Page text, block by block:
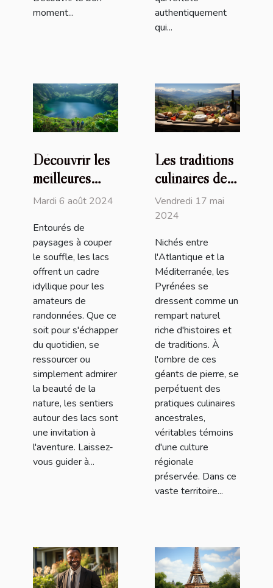
moment...
authentiquement
qui...
Découvrir les
meilleures
randonnées
Mardi 6 août 2024
Entourés de
paysages à couper
le souffle, les lacs
offrent un cadre
idyllique pour les
amateurs de
randonnées. Que ce
soit pour s'échapper
du quotidien, se
ressourcer ou
simplement admirer
la beauté de la
nature, les sentiers
autour des lacs sont
une invitation à
l'aventure. Laissez-
vous guider à...
Les traditions
culinaires des
Pyrénées : un
héritage
préservé
Vendredi 17 mai
2024
Nichés entre
l'Atlantique et la
Méditerranée, les
Pyrénées se
dressent comme un
rempart naturel
riche d'histoires et
de traditions. À
l'ombre de ces
géants de pierre, se
perpétuent des
pratiques culinaires
ancestrales,
véritables témoins
d'une culture
régionale
préservée. Dans ce
vaste territoire...